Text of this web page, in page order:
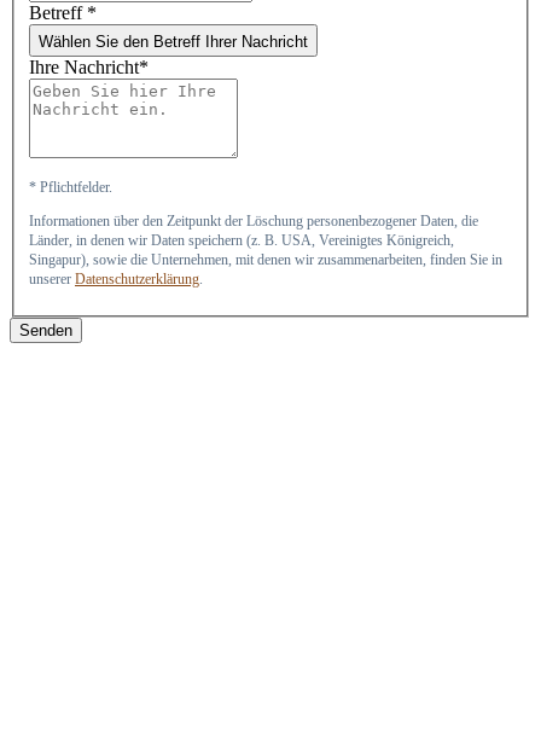
Betreff *
Wählen Sie den Betreff Ihrer Nachricht
Ihre Nachricht*
* Pflichtfelder.
Informationen über den Zeitpunkt der Löschung personenbezogener Daten, die
Länder, in denen wir Daten speichern (z. B. USA, Vereinigtes Königreich,
Singapur), sowie die Unternehmen, mit denen wir zusammenarbeiten, finden Sie in
unserer Datenschutzerklärung
Senden